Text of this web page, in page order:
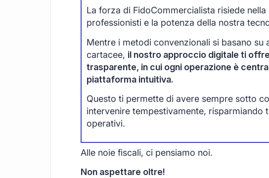
La forza di FidoCommercialista risiede
professionisti e la potenza della nostra
Mentre i metodi convenzionali si basano
cartacee, il nostro approccio digitale ti
trasparente, in cui ogni operazione è
piattaforma intuitiva.
Questo ti permette di avere sempre sotto
intervenire tempestivamente,
operativi.
Alle noie fiscali, ci pensiamo noi.
Non aspettare oltre!